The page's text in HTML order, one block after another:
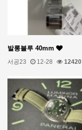
발롱블루 40mm
서공23 12-28 12420